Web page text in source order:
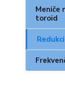
Meniče
toroid